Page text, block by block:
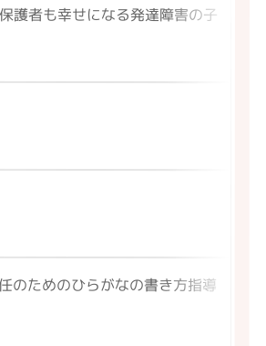
護者も幸せになる発達障害の子
のためのひらがなの書き方指導